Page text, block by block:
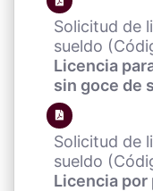
Solicitud de
sueldo
Licencia
sin goce de
Solicitud de
sueldo
Licencia por